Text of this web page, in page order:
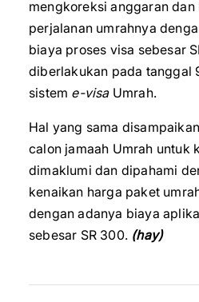
mengkoreksi anggaran
perjalanan umrahnya
biaya proses visa sebesar
diberlakukan pada tanggal
sistem e-visaUmrah.
Hal yang sama
calon jamaah Umrah untuk
dimaklumi dan dipahami
kenaikan harga paket
dengan adanya biaya
sebesar SR 300. (hay)